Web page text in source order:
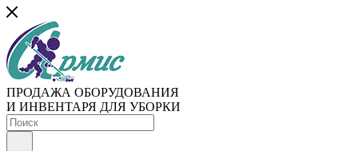
ПРОДАЖА ОБОРУДОВАНИЯ
И ИНВЕНТАРЯ ДЛЯ УБОРКИ